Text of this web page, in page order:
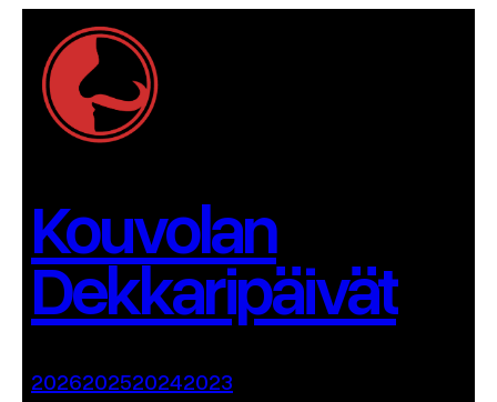
sisältöön
Kouvolan
Dekkaripäivät
2026202520242023